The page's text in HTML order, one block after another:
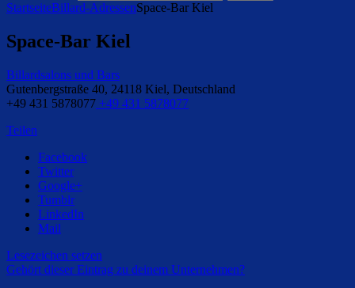
StartseiteBillard-AdressenSpace-Bar Kiel
Space-Bar Kiel
Billardsalons und Bars
Gutenbergstraße 40, 24118 Kiel, Deutschland
+49 431 5878077 +49 431 5878077
Teilen
Facebook
Twitter
Google+
Tumblr
LinkedIn
Mail
Lesezeichen setzen
Gehört dieser Eintrag zu deinem Unternehmen?